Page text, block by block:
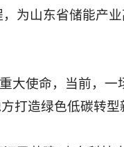
为山东省储能产
大使命，当前，一
打造绿色低碳转型